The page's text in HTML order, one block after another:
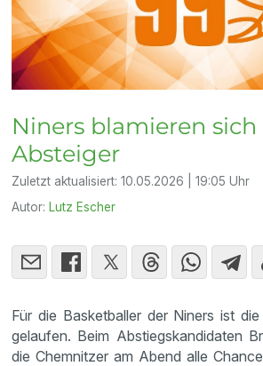
Niners blamieren
Absteiger
Zuletzt aktualisiert:10.05.2026 | 19:05 Uhr
Autor: Lutz Escher
Für die Basketballer der Niners ist
gelaufen. Beim Abstiegskandidaten
die Chemnitzer am Abend alle